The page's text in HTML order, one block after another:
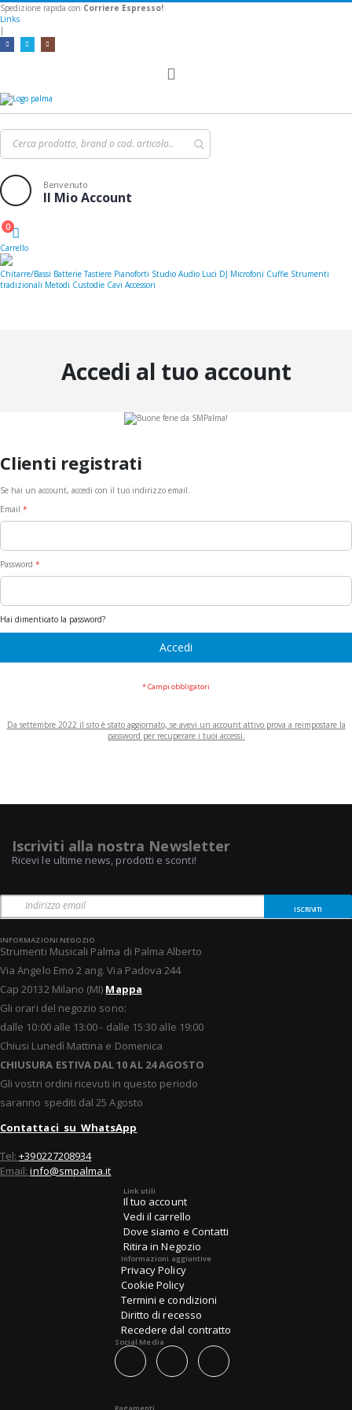
Spedizione rapida con Corriere Espresso!
Links
|
Benvenuto
Il Mio Account
Cart
0
Carrello
Chitarre/Bassi Batterie Tastiere Pianoforti Studio Audio Luci DJ Microfoni Cuffie Strumenti
tradizionali Metodi Custodie Cavi Accessori
Accedi al tuo account
Clienti registrati
Se hai un account, accedi con il tuo indirizzo email.
Email
Password
Hai dimenticato la password?
Accedi
Da settembre 2022 il sito è stato aggiornato, se avevi un account attivo prova a reimpostare la
password per recuperare i tuoi accessi.
Iscriviti alla nostra Newsletter
Ricevi le ultime news, prodotti e sconti!
ISCRIVITI
INFORMAZIONI NEGOZIO
Strumenti Musicali Palma di Palma Alberto
Via Angelo Emo 2 ang. Via Padova 244
Cap 20132 Milano (MI) Mappa
Gli orari del negozio sono:
dalle 10:00 alle 13:00 - dalle 15:30 alle 19:00
Chiusi Lunedì Mattina e Domenica
CHIUSURA ESTIVA DAL 10 AL 24 AGOSTO
Gli vostri ordini ricevuti in questo periodo
saranno spediti dal 25 Agosto
Contattaci su WhatsApp
Tel:+390227208934
Email:info@smpalma.it
Link utili
Il tuo account
Vedi il carrello
Dove siamo e Contatti
Ritira in Negozio
Informazioni aggiuntive
Privacy Policy
Cookie Policy
Termini e condizioni
Diritto di recesso
Recedere dal contratto
Social Media